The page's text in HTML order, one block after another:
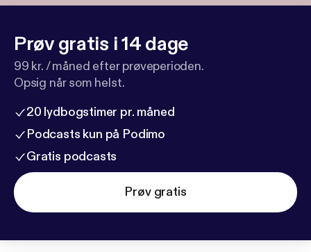
Prøv gratis i 14 dage
99 kr. / måned efter prøveperioden.
Opsig når som helst.
20 lydbogstimer pr. måned
Podcasts kun på Podimo
Gratis podcasts
Prøv gratis